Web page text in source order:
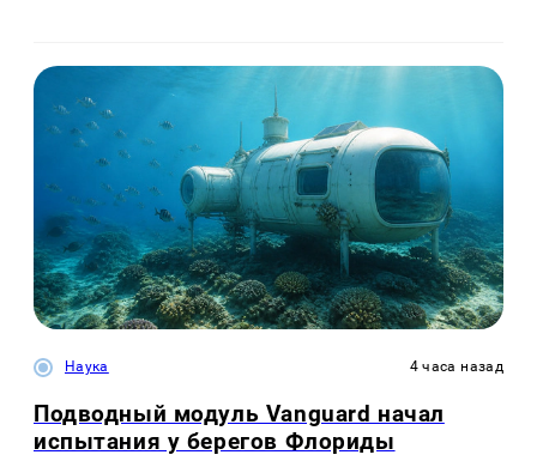
Наука 4 часа назад
Подводный модуль Vanguard начал
испытания у берегов Флориды